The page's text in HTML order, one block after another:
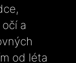
a
od léta